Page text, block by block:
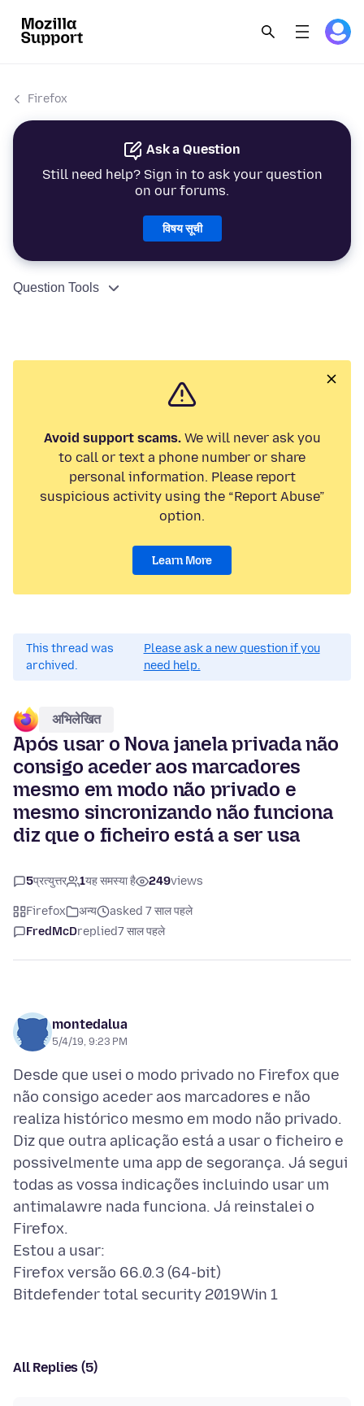
Firefox
Ask a Question
Still need help? Sign in to ask your question
on our forums.
विषय सूची
Question Tools
Avoid support scams.We will never ask you
to call or text a phone number or share
personal information. Please report
suspicious activity using the “Report Abuse”
option.
Learn More
This thread was
archived.
Please ask a new question if you
need help.
अभिलेखित
Após usar o Nova janela privada não
consigo aceder aos marcadores
mesmo em modo não privado e
mesmo sincronizando não funciona
diz que o ficheiro está a ser usa
5प्रत्युत्तर 1यह समस्या है 249views
Firefox अन्य
asked 7 साल पहले
FredMcDreplied7 साल पहले
montedalua
5/4/19, 9:23 PM
Desde que usei o modo privado no Firefox que
não consigo aceder aos marcadores e não
realiza histórico mesmo em modo não privado.
Diz que outra aplicação está a usar o ficheiro e
possivelmente uma app de segorança. Já segui
todas as vossa indicações incluindo usar um
antimalawre nada funciona. Já reinstalei o
Firefox.
Estou a usar:
Firefox versão 66.0.3 (64-bit)
All Replies (5)